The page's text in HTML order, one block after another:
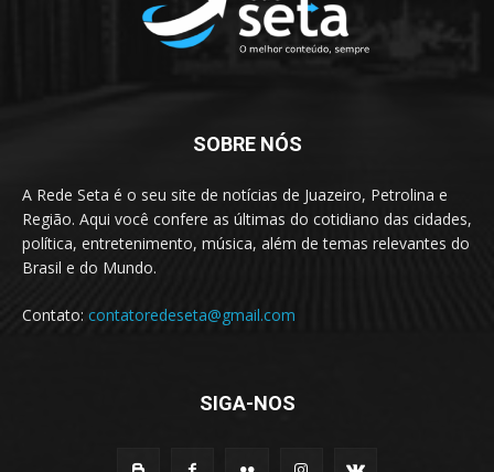
SOBRE NÓS
A Rede Seta é o seu site de notícias de Juazeiro, Petrolina e
Região. Aqui você confere as últimas do cotidiano das cidades,
política, entretenimento, música, além de temas relevantes do
Brasil e do Mundo.
Contato: contatoredeseta@gmail.com
SIGA-NOS